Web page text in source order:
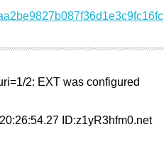
2: EXT was configured
ID:z1yR3hfm0.net